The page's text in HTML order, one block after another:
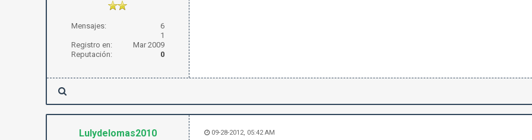
Mensajes:
6
1
Registro en:
Mar 2009
Reputación:
0
Lulydelomas2010 09-28-2012, 05:42 AM